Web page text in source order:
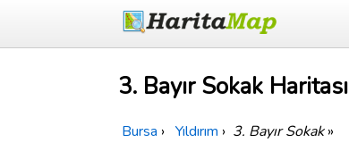
3. Bayır Sokak Haritası
Bursa › Yıldırım › 3. Bayır Sokak»